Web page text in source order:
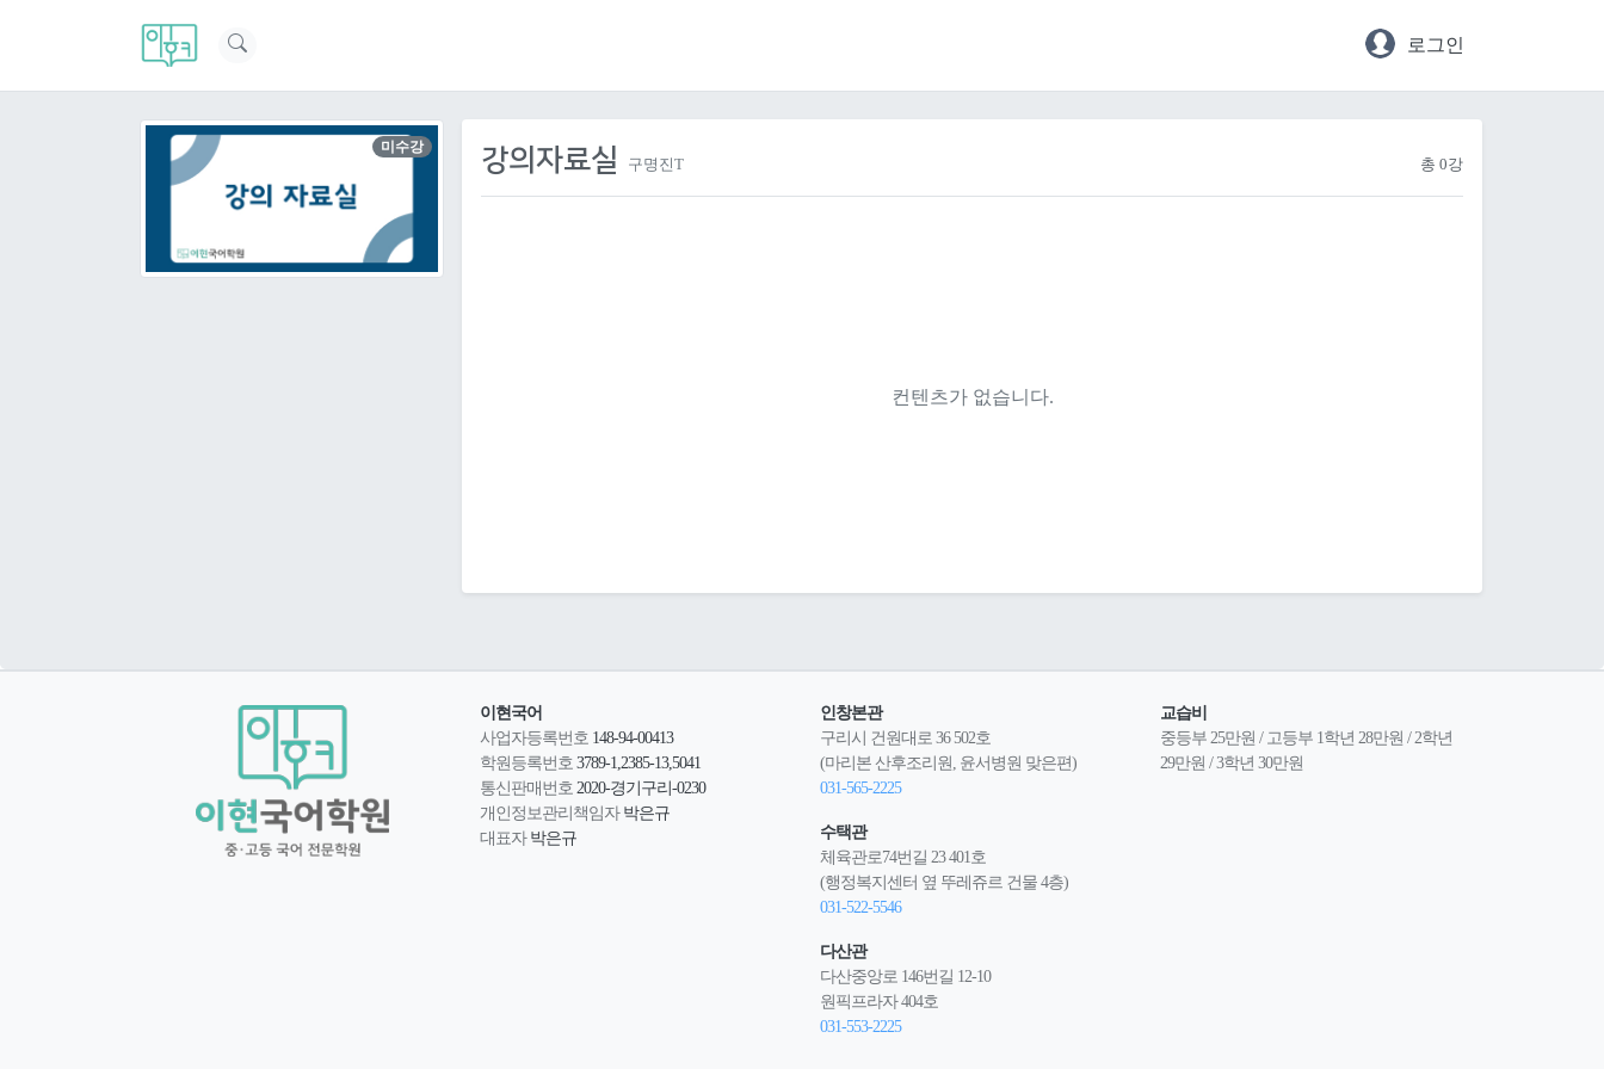
로그인
미수강 강의자료실 구명진T 총 0강
컨텐츠가 없습니다.
이현국어
사업자등록번호 148-94-00413
학원등록번호3789-1,2385-13,5041
통신판매번호 2020-경기구리-0230
개인정보관리책임자박은규
대표자박은규
인창본관
구리시 건원대로 36 502호
(마리본 산후조리원, 윤서병원 맞은편)
031-565-2225
수택관
체육관로74번길 23 401호
(행정복지센터 옆 뚜레쥬르 건물 4층)
031-522-5546
다산관
다산중앙로 146번길 12-10
원픽프라자 404호
031-553-2225
교습비
중등부 25만원 / 고등부 1학년 28만원 / 2학년
29만원 / 3학년 30만원